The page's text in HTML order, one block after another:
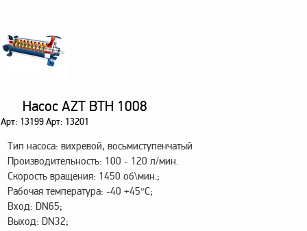
Пульты управления,
контроллеры
Краны раздаточные,
з/ч и комплектующие
Резервуарное
оборудование
Запорная арматура
Насосы и насосные
агрегаты
Насос AZT BTH 1008
Арт: 13199 Арт: 13201
Тип насоса: вихревой, восьмиступенчатый
Производительность: 100 - 120 л/мин.
Скорость вращения: 1450 об\мин.;
Рабочая температура: -40 +45°С;
Вход: DN65;
Выход: DN32;